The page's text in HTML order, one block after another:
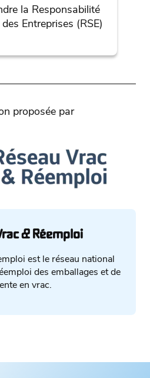
la Responsabilité
Entreprises (RSE)
proposée par
& Réemploi
est le réseau national
des emballages et de
en vrac.